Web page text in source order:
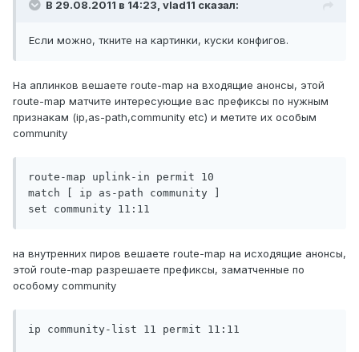
В 29.08.2011 в 14:23, vlad11 сказал:
Если можно, ткните на картинки, куски конфигов.
На аплинков вешаете route-map на входящие анонсы, этой
route-map матчите интересующие вас префиксы по нужным
признакам (ip,as-path,community etc) и метите их особым
community
route-map uplink-in permit 10
match [ ip as-path community ]
на внутренних пиров вешаете route-map на исходящие анонсы,
этой route-map разрешаете префиксы, заматченные по
особому community
ip community-list 11 permit 11:11